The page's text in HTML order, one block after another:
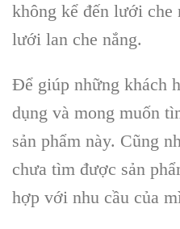
không kể đến lưới che
lưới lan che nắng.
Để giúp những khách
dụng và mong muốn
sản phẩm này. Cũng
chưa tìm được sản
hợp với nhu cầu của